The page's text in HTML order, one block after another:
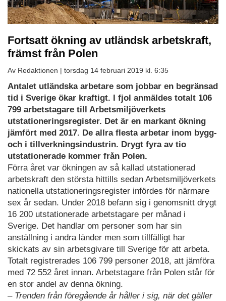
Fortsatt ökning av utländsk arbetskraft,
främst från Polen
Av Redaktionen | torsdag 14 februari 2019 kl. 6:35
Antalet utländska arbetare som jobbar en begränsad
tid i Sverige ökar kraftigt. I fjol anmäldes totalt 106
799 arbetstagare till Arbetsmiljöverkets
utstationeringsregister. Det är en markant ökning
jämfört med 2017. De allra flesta arbetar inom bygg-
och i tillverkningsindustrin. Drygt fyra av tio
utstationerade kommer från Polen.
Förra året var ökningen av så kallad utstationerad
arbetskraft den största hittills sedan Arbetsmiljöverkets
nationella utstationeringsregister infördes för närmare
sex år sedan. Under 2018 befann sig i genomsnitt drygt
16 200 utstationerade arbetstagare per månad i
Sverige. Det handlar om personer som har sin
anställning i andra länder men som tillfälligt har
skickats av sin arbetsgivare till Sverige för att arbeta.
Totalt registrerades 106 799 personer 2018, att jämföra
med 72 552 året innan. Arbetstagare från Polen står för
en stor andel av denna ökning.
– Trenden från föregående år håller i sig, när det gäller